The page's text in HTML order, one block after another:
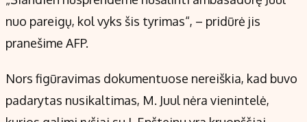
nuo pareigų, kol vyks šis tyrimas“, – pridūrė jis
pranešime AFP.
Nors figūravimas dokumentuose nereiškia, kad buvo
padarytas nusikaltimas, M. Juul nėra vienintelė,